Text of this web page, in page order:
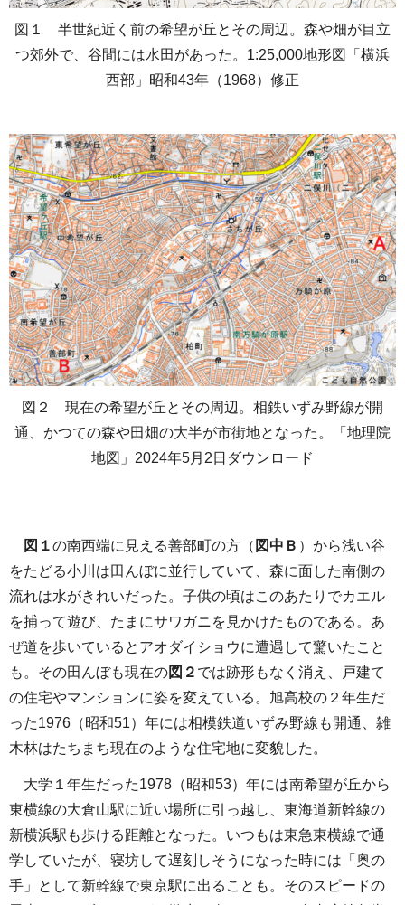
図１ 半世紀近く前の希望が丘とその周辺。森や畑が目立
つ郊外で、谷間には水田があった。1:25,000地形図「横浜
西部」昭和43年（1968）修正
図２ 現在の希望が丘とその周辺。相鉄いずみ野線が開
通、かつての森や田畑の大半が市街地となった。「地理院
地図」2024年5月2日ダウンロード
図１の南西端に見える善部町の方（ 図中Ｂ ）から浅い谷
をたどる小川は田んぼに並行していて、森に面した南側の
流れは水がきれいだった。子供の頃はこのあたりでカエル
を捕って遊び、たまにサワガニを見かけたものである。あ
ぜ道を歩いているとアオダイショウに遭遇して驚いたこと
も。その田んぼも現在の図２ では跡形もなく消え、戸建て
の住宅やマンションに姿を変えている。旭高校の２年生だ
った1976（昭和51）年には相模鉄道いずみ野線も開通、雑
木林はたちまち現在のような住宅地に変貌した。
大学１年生だった1978（昭和53）年には南希望が丘から
東横線の大倉山駅に近い場所に引っ越し、東海道新幹線の
新横浜駅も歩ける距離となった。いつもは東急東横線で通
学していたが、寝坊して遅刻しそうになった時には「奥の
手」として新幹線で東京駅に出ることも。そのスピードの